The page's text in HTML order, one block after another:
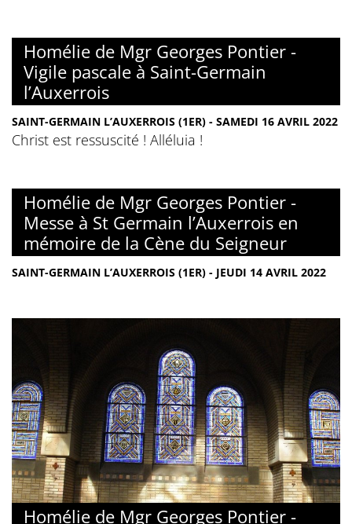
Homélie de Mgr Georges Pontier -
Vigile pascale à Saint-Germain
l’Auxerrois
SAINT-GERMAIN L’AUXERROIS (1ER) - SAMEDI 16 AVRIL 2022
Christ est ressuscité ! Alléluia !
Homélie de Mgr Georges Pontier -
Messe à St Germain l’Auxerrois en
mémoire de la Cène du Seigneur
SAINT-GERMAIN L’AUXERROIS (1ER) - JEUDI 14 AVRIL 2022
Homélie de Mgr Georges Pontier -